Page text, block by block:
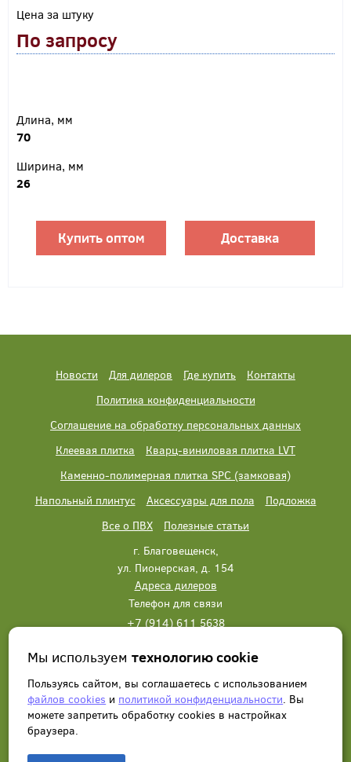
Цена за штуку
По запросу
Длина, мм
70
Ширина, мм
26
Купить оптом Доставка
Новости Для дилеров Где купить
Контакты
Политика конфиденциальности
Соглашение на обработку персональных данных
Клеевая плитка
Кварц-виниловая плитка LVT
Каменно-полимерная плитка SPC (замковая)
Напольный плинтус
Аксессуары для пола
Подложка
Все о ПВХ
Полезные статьи
г. Благовещенск,
ул. Пионерская, д. 154
Адреса дилеров
Телефон для связи
+7 (914) 611 5638
Написать нам Заказать звонок
Мы используемтехнологию cookie
Пользуясь сайтом, вы соглашаетесь с использованием
файлов cookies и политикой конфиденциальности. Вы
можете запретить обработку сookies в настройках
браузера.